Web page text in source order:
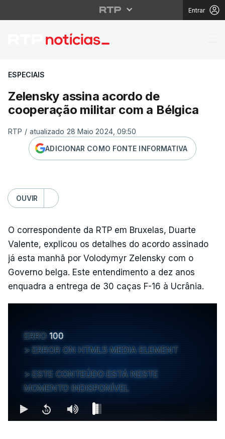
Entrar
Zelensky assina
ESPECIAIS
Zelensky assina acordo de
cooperação militar com a Bélgica
RTP / atualizado 28 Maio 2024, 09:50
ADICIONAR COMO FONTE INFORMATIVA
OUVIR
O correspondente da RTP em Bruxelas, Duarte
Valente, explicou os detalhes do acordo assinado
já esta manhã por Volodymyr Zelensky com o
Governo belga. Este entendimento a dez anos
enquadra a entrega de 30 caças F-16 à Ucrânia.
ERRO 100
ERROR ON HTML5 MEDIA ELEMENT
ESTE CONTEÚDO ESTÁ NESTE
MOMENTO INDISPONÍVEL